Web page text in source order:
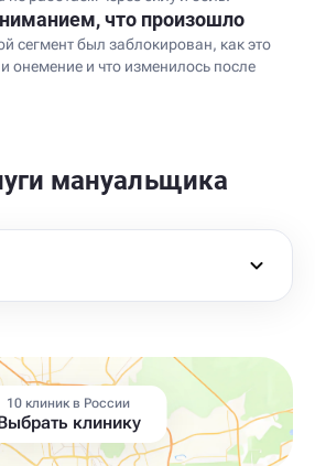
что произошло
сегмент был заблокирован, как это
онемение и что изменилось после
мануальщика
10 клиник в России
клинику